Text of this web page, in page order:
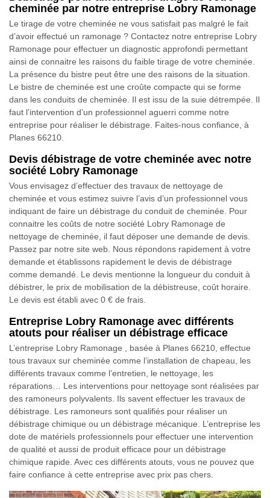
cheminée par notre entreprise Lobry Ramonage
Le tirage de votre cheminée ne vous satisfait pas malgré le fait
d’avoir effectué un ramonage ? Contactez notre entreprise Lobry
Ramonage pour effectuer un diagnostic approfondi permettant
ainsi de connaitre les raisons du faible tirage de votre cheminée.
La présence du bistre peut être une des raisons de la situation.
Le bistre de cheminée est une croûte compacte qui se forme
dans les conduits de cheminée. Il est issu de la suie détrempée. Il
faut l’intervention d’un professionnel aguerri comme notre
entreprise pour réaliser le débistrage. Faites-nous confiance, à
Planes 66210.
Devis débistrage de votre cheminée avec notre
société Lobry Ramonage
Vous envisagez d’effectuer des travaux de nettoyage de
cheminée et vous estimez suivre l’avis d’un professionnel vous
indiquant de faire un débistrage du conduit de cheminée. Pour
connaitre les coûts de notre société Lobry Ramonage de
nettoyage de cheminée, il faut déposer une demande de devis.
Passez par notre site web. Nous répondons rapidement à votre
demande et établissons rapidement le devis de débistrage
comme demandé. Le devis mentionne la longueur du conduit à
débistrer, le prix de mobilisation de la débistreuse, coût horaire.
Le devis est établi avec 0 € de frais.
Entreprise Lobry Ramonage avec différents
atouts pour réaliser un débistrage efficace
L’entreprise Lobry Ramonage , basée à Planes 66210, effectue
tous travaux sur cheminée comme l’installation de chapeau, les
différents travaux comme l’entretien, le nettoyage, les
réparations… Les interventions pour nettoyage sont réalisées par
des ramoneurs polyvalents. Ils savent effectuer les travaux de
débistrage. Les ramoneurs sont qualifiés pour réaliser un
débistrage chimique ou un débistrage mécanique. L’entreprise les
dote de matériels professionnels pour effectuer une intervention
de qualité et aussi de produit efficace pour un débistrage
chimique rapide. Avec ces différents atouts, vous ne pouvez que
faire confiance à cette entreprise avec prix pas chers.